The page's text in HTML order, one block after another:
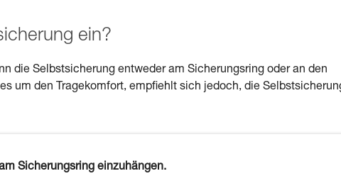
ein?
die Selbstsicherung entweder am Sicherungsring oder an den
um den Tragekomfort, empfiehlt sich jedoch, die
Sicherungsring einzuhängen.